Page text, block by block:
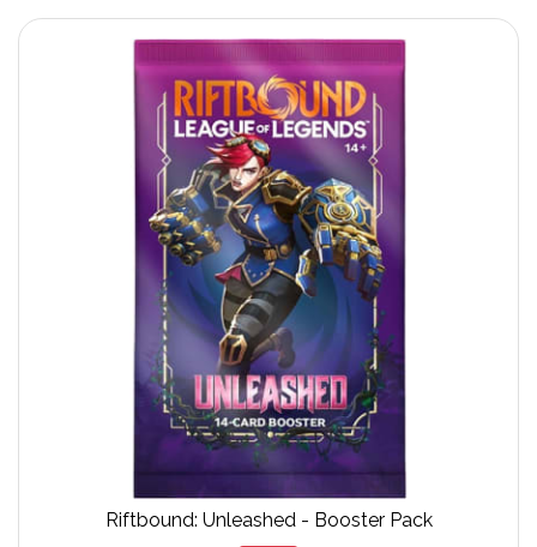
Riftbound: Unleashed - Booster Pack